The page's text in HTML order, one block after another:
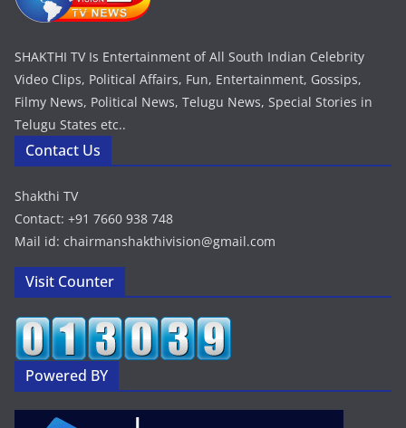
SHAKTHI TV Is Entertainment of All South Indian Celebrity
Video Clips, Political Affairs, Fun, Entertainment, Gossips,
Filmy News, Political News, Telugu News, Special Stories in
Telugu States etc..
Contact Us
Shakthi TV
Contact: +91 7660 938 748
Mail id: chairmanshakthivision@gmail.com
Visit Counter
Powered BY